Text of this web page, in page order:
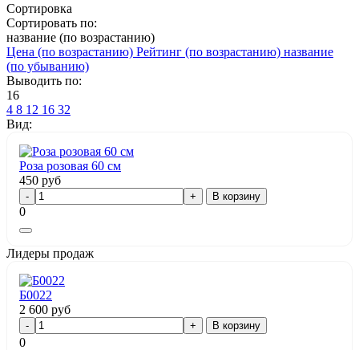
Сортировка
Сортировать по:
название (по возрастанию)
Цена (по возрастанию) Рейтинг (по возрастанию) название
(по убыванию)
Выводить по:
16
4 8 12 16 32
Вид:
Роза розовая 60 см
450 руб
В корзину
0
Лидеры продаж
Б0022
2 600 руб
В корзину
0